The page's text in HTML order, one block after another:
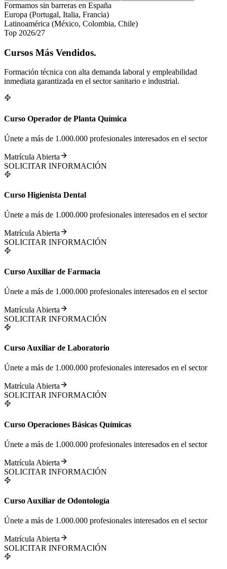
Formamos sin barreras en España
Europa (Portugal, Italia, Francia)
Latinoamérica (México, Colombia, Chile)
Top 2026/27
Cursos Más Vendidos.
Formación técnica con alta demanda laboral y empleabilidad
inmediata garantizada en el sector sanitario e industrial.
Curso Operador de Planta Química
Únete a más de 1.000.000 profesionales interesados en el sector
Matrícula Abierta
SOLICITAR INFORMACIÓN
Curso Higienista Dental
Únete a más de 1.000.000 profesionales interesados en el sector
Matrícula Abierta
SOLICITAR INFORMACIÓN
Curso Auxiliar de Farmacia
Únete a más de 1.000.000 profesionales interesados en el sector
Matrícula Abierta
SOLICITAR INFORMACIÓN
Curso Auxiliar de Laboratorio
Únete a más de 1.000.000 profesionales interesados en el sector
Matrícula Abierta
SOLICITAR INFORMACIÓN
Curso Operaciones Básicas Químicas
Únete a más de 1.000.000 profesionales interesados en el sector
Matrícula Abierta
SOLICITAR INFORMACIÓN
Curso Auxiliar de Odontología
Únete a más de 1.000.000 profesionales interesados en el sector
Matrícula Abierta
SOLICITAR INFORMACIÓN